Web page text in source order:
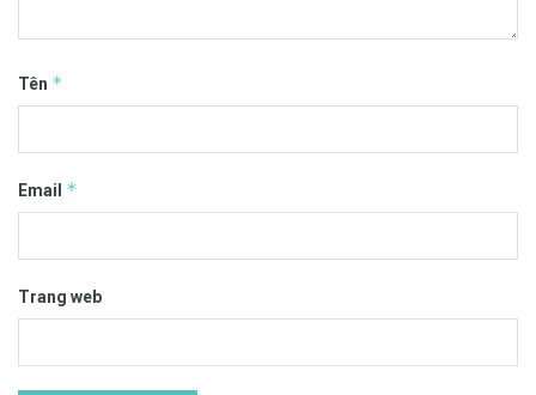
Tên *
Email *
Trang web